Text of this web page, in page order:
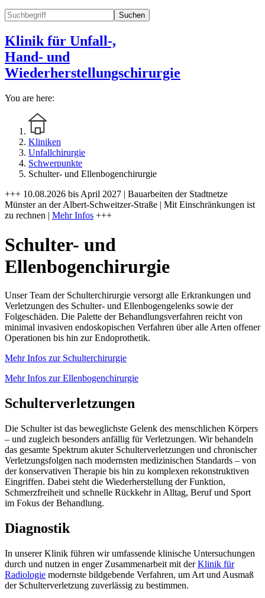
Suchen
Klinik für Unfall-,
Hand- und
Wiederherstellungschirurgie
You are here:
Kliniken
Unfallchirurgie
Schwerpunkte
Schulter- und Ellenbogenchirurgie
+++ 10.08.2026 bis April 2027 | Bauarbeiten der Stadtnetze
Münster an der Albert-Schweitzer-Straße | Mit Einschränkungen ist
zu rechnen | Mehr Infos +++
Schulter- und
Ellenbogenchirurgie
Unser Team der Schulterchirurgie versorgt alle Erkrankungen und
Verletzungen des Schulter- und Ellenbogengelenks sowie der
Folgeschäden. Die Palette der Behandlungsverfahren reicht von
minimal invasiven endoskopischen Verfahren über alle Arten offener
Operationen bis hin zur Endoprothetik.
Mehr Infos zur Schulterchirurgie
Mehr Infos zur Ellenbogenchirurgie
Schulterverletzungen
Die Schulter ist das beweglichste Gelenk des menschlichen Körpers
– und zugleich besonders anfällig für Verletzungen. Wir behandeln
das gesamte Spektrum akuter Schulterverletzungen und chronischer
Verletzungsfolgen nach modernsten medizinischen Standards – von
der konservativen Therapie bis hin zu komplexen rekonstruktiven
Eingriffen. Dabei steht die Wiederherstellung der Funktion,
Schmerzfreiheit und schnelle Rückkehr in Alltag, Beruf und Sport
im Fokus der Behandlung.
Diagnostik
In unserer Klinik führen wir umfassende klinische Untersuchungen
durch und nutzen in enger Zusammenarbeit mit derKlinik für
Radiologie modernste bildgebende Verfahren, um Art und Ausmaß
der Schulterverletzung zuverlässig zu bestimmen.